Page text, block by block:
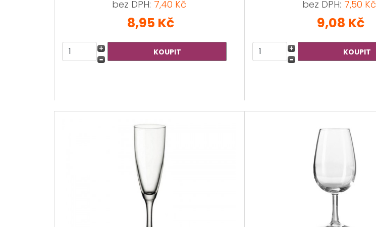
bez DPH: 7,40 Kč
8,95 Kč
bez DPH: 7,50 Kč
9,08 Kč